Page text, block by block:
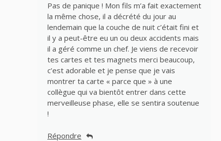
Pas de panique ! Mon fils m’a fait exactement
la même chose, il a décrété du jour au
lendemain que la couche de nuit c’était fini et
il y a peut-être eu un ou deux accidents mais
il a géré comme un chef. Je viens de recevoir
tes cartes et tes magnets merci beaucoup,
c’est adorable et je pense que je vais
montrer ta carte « parce que » à une
collègue qui va bientôt entrer dans cette
merveilleuse phase, elle se sentira soutenue
!
Répondre